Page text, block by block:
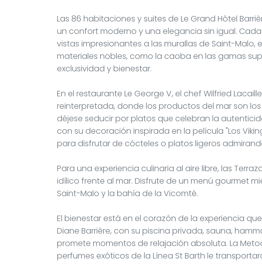
Las 86 habitaciones y suites de Le Grand Hôtel
un confort moderno y una elegancia sin igual.
vistas impresionantes a las murallas de Saint-Malo,
materiales nobles, como la caoba en las gamas
exclusividad y bienestar.
En el restaurante Le George V, el chef Wilfried
reinterpretada, donde los productos del mar son
déjese seducir por platos que celebran la
con su decoración inspirada en la película "Los
para disfrutar de cócteles o platos ligeros
Para una experiencia culinaria al aire libre, las
idílico frente al mar. Disfrute de un menú gourmet
Saint-Malo y la bahía de la Vicomté.
El bienestar está en el corazón de la experiencia
Diane Barrière, con su piscina privada, sauna,
promete momentos de relajación absoluta. La
perfumes exóticos de la Línea St Barth le